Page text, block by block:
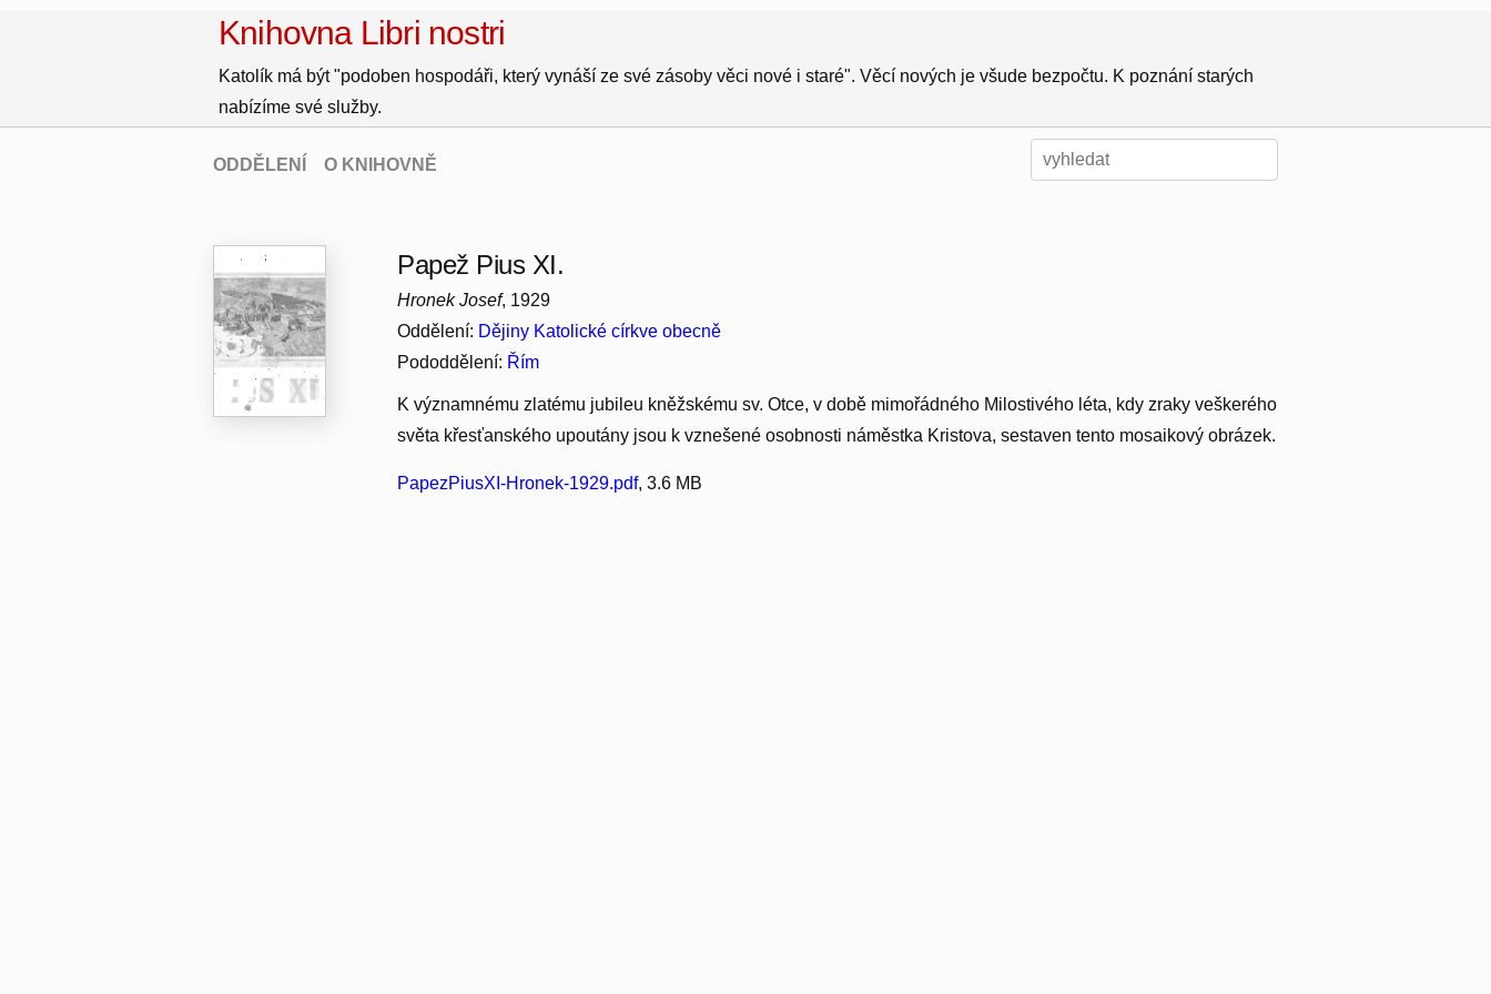
Knihovna Libri nostri
Katolík má být "podoben hospodáři, který vynáší ze své zásoby věci nové i staré". Věcí nových je všude bezpočtu. K poznání starých
nabízíme své služby.
ODDĚLENÍ O KNIHOVNĚ
Papež Pius XI.
Hronek Josef, 1929
Oddělení: Dějiny Katolické církve obecně
Pododdělení: Řím
K významnému zlatému jubileu kněžskému sv. Otce, v době mimořádného Milostivého léta, kdy zraky veškerého
světa křesťanského upoutány jsou k vznešené osobnosti náměstka Kristova, sestaven tento mosaikový obrázek.
PapezPiusXI-Hronek-1929.pdf, 3.6 MB